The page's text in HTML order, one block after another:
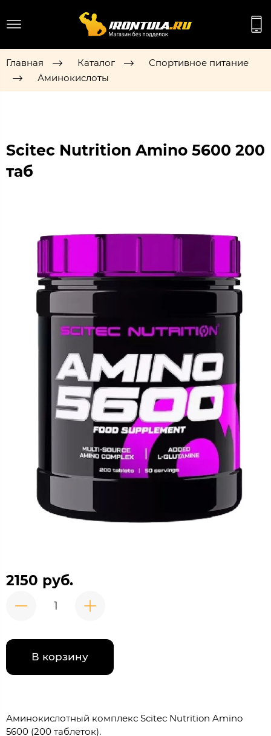
Главная Каталог
Спортивное питание
Аминокислоты
Scitec Nutrition Amino 5600 200
таб
2150 руб.
В корзину
Аминокислотный комплекс Scitec Nutrition Amino
5600 (200 таблеток).